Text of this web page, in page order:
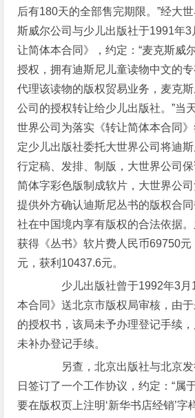
后有180天的全部售完期限。”经大
斯威尔公司与少儿出版社于1991年
让简体本合同》，约定：“麦克斯威
授权，拥有迪斯尼儿童读物中文的
代理该读物的版权贸易业务，麦克
公司的授权转让给少儿出版社。”当
世界公司为落实《转让简体本合同
定少儿出版社委托大世界公司将迪
行定稿、发排、制版，大世界公司
简体字彩色版制成软片，大世界公
提供外方确认迪斯尼丛书的版权合
社在中国境内享有版权的合法依据
获得《丛书》软片费人民币69750
元，获利10437.6元。
少儿出版社曾于1992年3月
本合同》送北京市版权局审核，由
的授权书，该局未予办理登记手续
未补办登记手续。
另查，北京出版社与北京发
日签订了一个工作协议，约定：“属
要在版权页上注明‘新华书店经销’字